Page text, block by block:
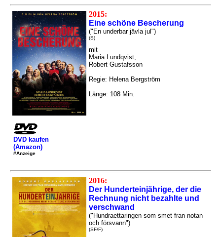
2015:
Eine schöne Bescherung
("En underbar jävla jul")
(S)
mit
Maria Lundqvist,
Robert Gustafsson
Regie: Helena Bergström
Länge: 108 Min.
DVD kaufen
(Amazon)
#Anzeige
2016:
Der Hunderteinjährige, der die
Rechnung nicht bezahlte und
verschwand
("Hundraettaringen som smet fran notan
och försvann")
(SF/F)